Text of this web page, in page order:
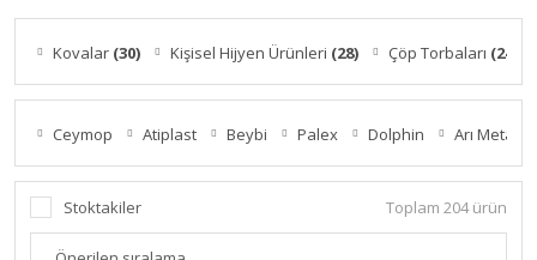
Kovalar (30) Kişisel Hijyen Ürünleri (28) Çöp Torbaları (24)
Ceymop Atiplast Beybi Palex Dolphin Arı Metal
Stoktakiler Toplam 204 ürün